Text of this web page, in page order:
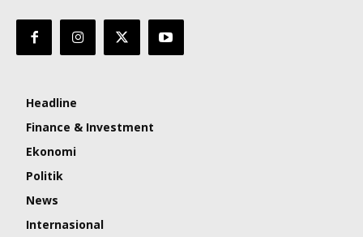
Headline
Finance & Investment
Ekonomi
Politik
News
Internasional